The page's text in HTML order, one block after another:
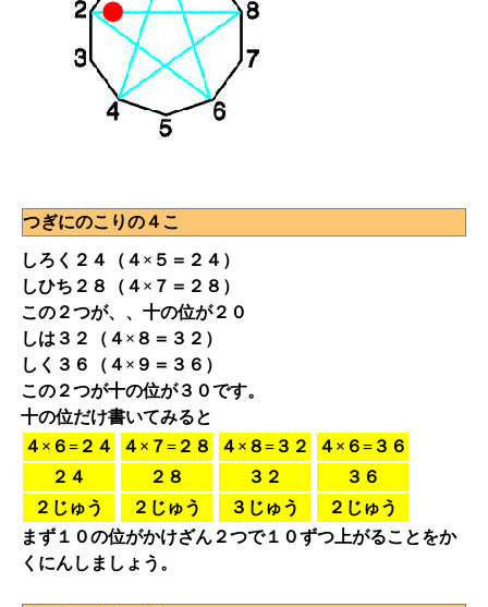
つぎにのこりの４こ
しろく２４（４×５＝２４）
しひち２８（４×７＝２８）
この２つが、、十の位が２０
しは３２（４×８＝３２）
しく３６（４×９＝３６）
この２つが十の位が３０です。
十の位だけ書いてみると
４×６=２４
４×７=２８ ４×８=３２
４×６=３６
２４
２８ ３２
３６
２じゅう
２じゅう ３じゅう
２じゅう
まず１０の位がかけざん２つで１０ずつ上がることをか
くにんしましょう。